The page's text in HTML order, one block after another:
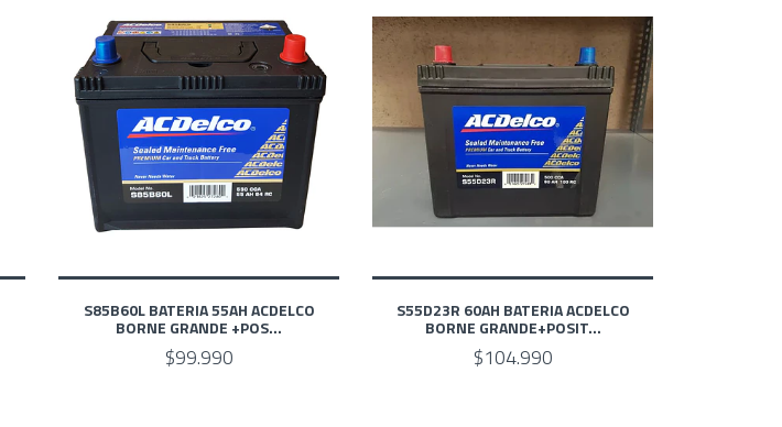
S85B60L BATERIA 55AH ACDELCO
BORNE GRANDE +POS...
$99.990
S55D23R 60AH BATERIA ACDELCO
BORNE GRANDE+POSIT...
$104.990